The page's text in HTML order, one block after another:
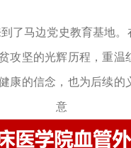
了马边党史教育基地
攻坚的光辉历程，重
康的信念，也为后续